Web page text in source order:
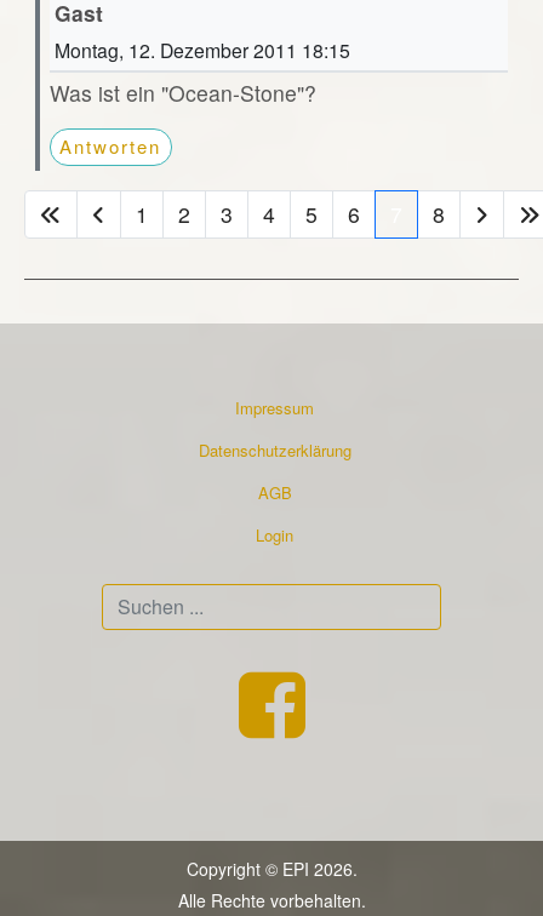
Gast
Montag, 12. Dezember 2011 18:15
Was ist ein "Ocean-Stone"?
Antworten
1 2 3 4 5 6 8
Impressum
Datenschutzerklärung
AGB
Login
Copyright © EPI 2026.
Alle Rechte vorbehalten.